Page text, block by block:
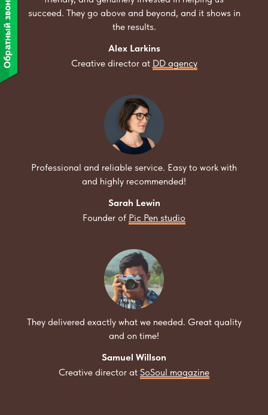
succeed. They go above and beyond, and it shows in
the results.
Alex Larkins
Creative director at DD agency
Professional and reliable service. Easy to work with
and highly recommended!
Sarah Lewin
Founder of Pic Pen studio
They delivered exactly what we needed. Great quality
and on time!
Samuel Willson
Creative director at SoSoul magazine